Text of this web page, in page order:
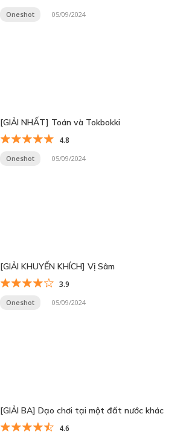
Oneshot 05/09/2024
[GIẢI NHẤT] Toán và Tokbokki
4.8
Oneshot 05/09/2024
[GIẢI KHUYẾN KHÍCH] Vị Sâm
3.9
Oneshot 05/09/2024
[GIẢI BA] Dạo chơi tại một đất nước khác
4.6